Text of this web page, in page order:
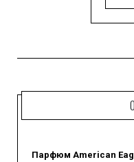
Парфюм American